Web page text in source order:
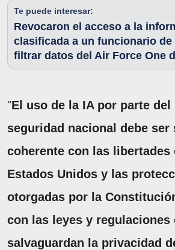
Te puede interesar:
Revocaron el acceso a la
clasificada a un funcionario
filtrar datos del Air Force One
"El uso de la IA por parte
seguridad nacional debe ser
coherente con las
Estados Unidos y las
otorgadas por la
con las leyes y regulaciones
salvaguardan la privacidad